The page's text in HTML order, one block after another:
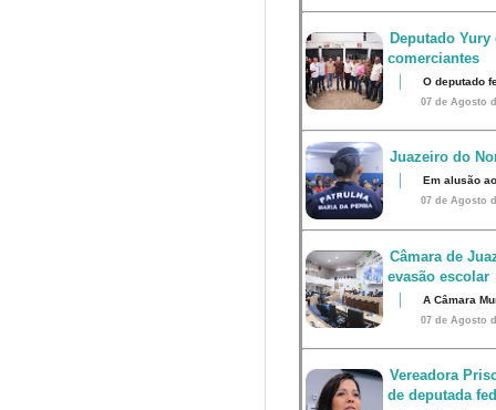
Deputado
comerciantes
O deputado
07 de Agosto
Juazeiro do
Em alusão
07 de Agosto
Câmara de
evasão escolar
A Câmara
07 de Agosto
Vereadora
de deputada